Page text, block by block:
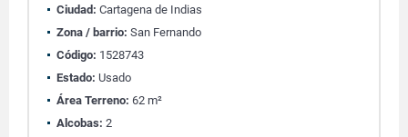
Ciudad: Cartagena de Indias
Zona / barrio: San Fernando
Código: 1528743
Estado: Usado
Área Terreno: 62 m²
Alcobas: 2